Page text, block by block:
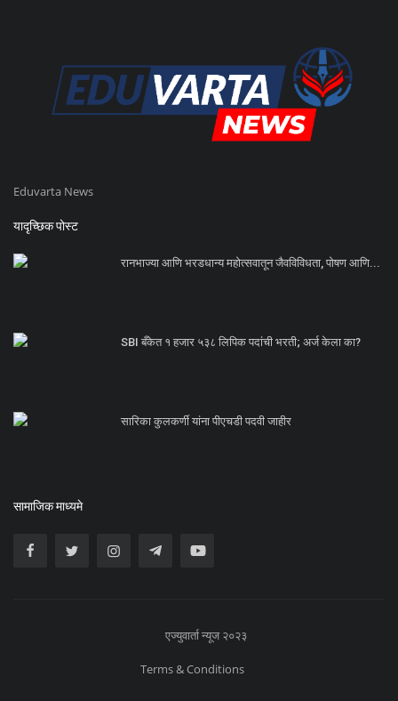
Eduvarta News
यादृच्छिक पोस्ट
रानभाज्या आणि भरडधान्य महोत्सवातून जैवविविधता, पोषण आणि...
SBI बँकेत १ हजार ५३८ लिपिक पदांची भरती; अर्ज केला का?
सारिका कुलकर्णी यांना पीएचडी पदवी जाहीर
सामाजिक माध्यमे
एज्युवार्ता न्यूज २०२३
Terms & Conditions